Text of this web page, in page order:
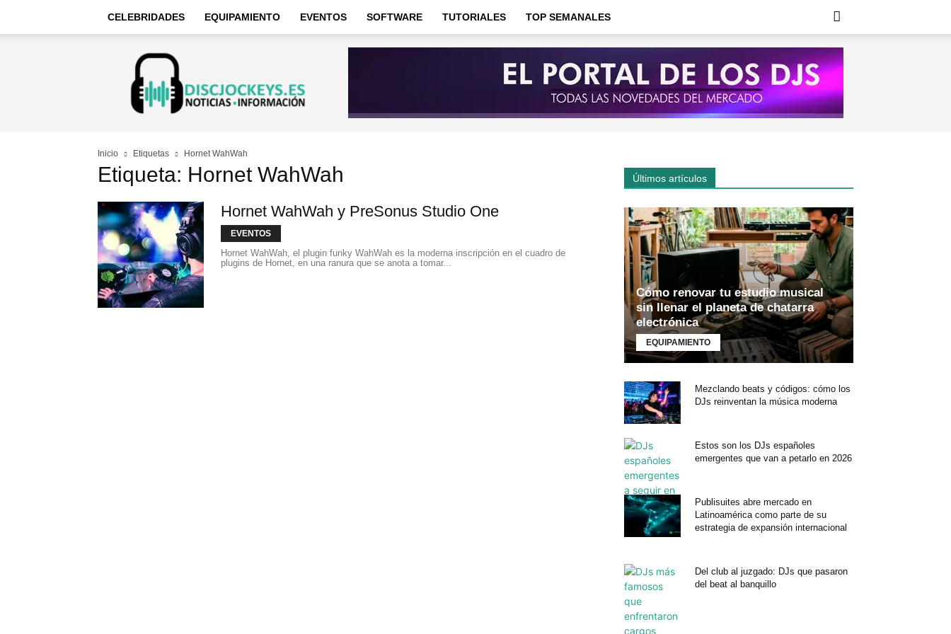
CELEBRIDADES EQUIPAMIENTO EVENTOS SOFTWARE TUTORIALES TOP SEMANALES
Discjockeys
Noticias
e
información
Inicio Etiquetas Hornet WahWah
Etiqueta: Hornet WahWah
Hornet WahWah y PreSonus Studio One
EVENTOS
Hornet WahWah, el plugin funky WahWah es la moderna inscripción en el cuadro de
plugins de Hornet, en una ranura que se anota a tomar...
Últimos artículos
Cómo renovar tu estudio musical
sin llenar el planeta de chatarra
electrónica
EQUIPAMIENTO
Mezclando beats y códigos: cómo los
DJs reinventan la música moderna
Estos son los DJs españoles
emergentes que van a petarlo en 2026
Publisuites abre mercado en
Latinoamérica como parte de su
estrategia de expansión internacional
Del club al juzgado: DJs que pasaron
del beat al banquillo